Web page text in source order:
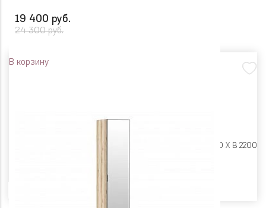
19 400 руб.
24 300 руб.
В корзину
Ш 450 X Г 600 X В 2200